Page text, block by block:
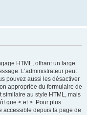
HTML, offrant un large
L’administrateur peut
pouvez aussi les désactiver
appropriée du formulaire de
au style HTML, mais
que < et >. Pour plus
accessible depuis la page de